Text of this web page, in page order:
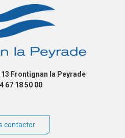
Frontignan la Peyrade
67 18 50 00
contacter